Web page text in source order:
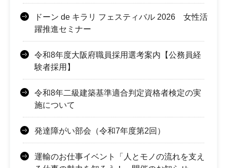
ドーン de キラリ フェスティバル 2026 女性活
躍推進セミナー
令和8年度大阪府職員採用選考案内【公務員経
験者採用】
令和8年二級建築基準適合判定資格者検定の実
施について
発達障がい部会（令和7年度第2回）
運輸のお仕事イベント「人とモノの流れを支え